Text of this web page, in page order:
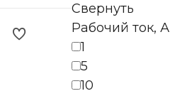
Свернуть
Рабочий ток, А
1
5
10